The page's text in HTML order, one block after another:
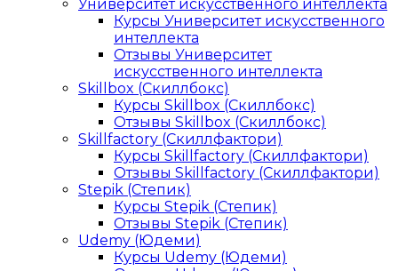
Университет искусственного интеллекта
Курсы Университет искусственного
интеллекта
Отзывы Университет
искусственного интеллекта
Skillbox (Скиллбокс)
Курсы Skillbox (Скиллбокс)
Отзывы Skillbox (Скиллбокс)
Skillfactory (Скиллфактори)
Курсы Skillfactory (Скиллфактори)
Отзывы Skillfactory (Скиллфактори)
Stepik (Степик)
Курсы Stepik (Степик)
Отзывы Stepik (Степик)
Udemy (Юдеми)
Курсы Udemy (Юдеми)